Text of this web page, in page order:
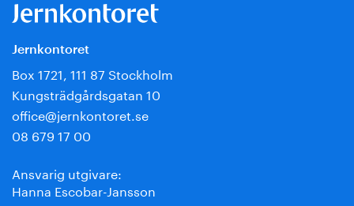
Jernkontoret
Box 1721, 111 87 Stockholm
Kungsträdgårdsgatan 10
office@jernkontoret.se
08 679 17 00
Ansvarig utgivare:
Hanna Escobar-Jansson